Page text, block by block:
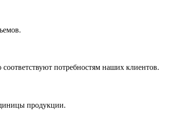
потребностям наших клиентов.
продукции.